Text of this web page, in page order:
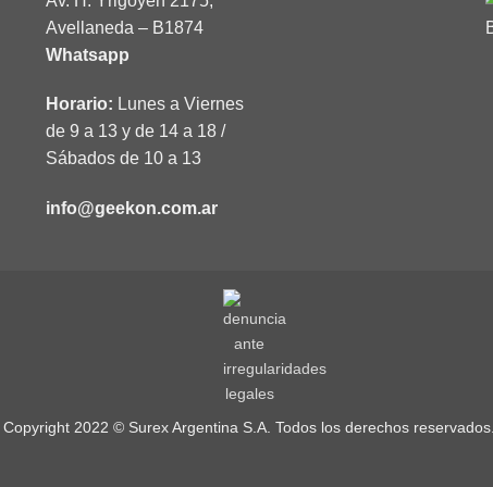
Avellaneda – B1874
Whatsapp
Horario: Lunes a Viernes
de 9 a 13 y de 14 a 18 /
Sábados de 10 a 13
info@geekon.com.ar
Copyright 2022 © Surex Argentina S.A. Todos los derechos